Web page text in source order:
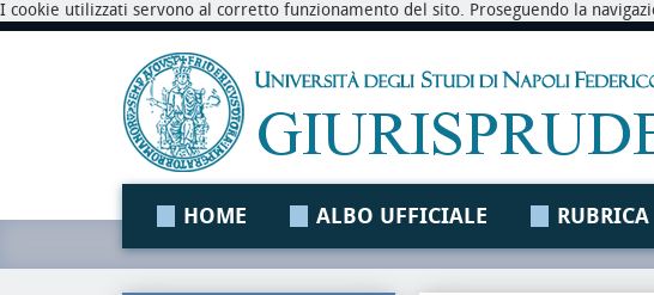
I cookie utilizzati servono al corretto funzionamento del sito. Proseguendo la
HOME ALBO UFFICIALE RUBRICA